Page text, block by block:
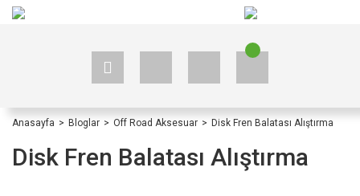
Anasayfa Bloglar Off Road Aksesuar Disk Fren Balatası Alıştırma
Disk Fren Balatası Alıştırma